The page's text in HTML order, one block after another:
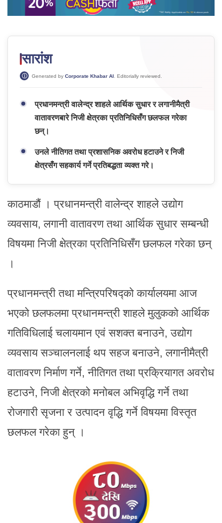
सारांश
Generated by Corporate Khabar AI . Editorially reviewed.
प्रधानमन्त्री वालेन्द्र शाहले आर्थिक सुधार र लगानीमैत्री
वातावरणबारे निजी क्षेत्रका प्रतिनिधिसँग छलफल गरेका
छन्।
उनले नीतिगत तथा प्रशासनिक अवरोध हटाउने र निजी
क्षेत्रसँग सहकार्य गर्ने प्रतिबद्धता व्यक्त गरे।
काठमाडौं । प्रधानमन्त्री वालेन्द्र शाहले उद्योग
व्यवसाय, लगानी वातावरण तथा आर्थिक सुधार सम्बन्धी
विषयमा निजी क्षेत्रका प्रतिनिधिसँग छलफल गरेका छन्
।
प्रधानमन्त्री तथा मन्त्रिपरिषद्को कार्यालयमा आज
भएको छलफलमा प्रधानमन्त्री शाहले मुलुकको आर्थिक
गतिविधिलाई चलायमान एवं सशक्त बनाउने, उद्योग
व्यवसाय सञ्चालनलाई थप सहज बनाउने, लगानीमैत्री
वातावरण निर्माण गर्ने, नीतिगत तथा प्रक्रियागत अवरोध
हटाउने, निजी क्षेत्रको मनोबल अभिवृद्धि गर्ने तथा
रोजगारी सृजना र उत्पादन वृद्धि गर्ने विषयमा विस्तृत
छलफल गरेका हुन् ।